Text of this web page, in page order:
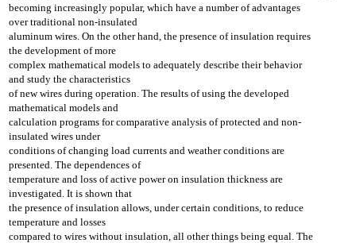
becoming increasingly popular, which have a number of advantages
overtraditional non-insulated
aluminum wires. On the other hand, the presence of insulation requires
the development of more
complex mathematical models to adequately describe their behavior
and study the characteristics
of new wires during operation. The results of using the developed
mathematical models and
calculation programs for comparative analysis of protected and non-
insulated wires under
conditions of changing load currents and weather conditions are
presented. The dependences of
temperature and loss of active power on insulation thickness are
investigated. It is shown that
the presence of insulation allows, under certain conditions, to reduce
temperature and losses
compared to wires without insulation, all other things being equal. The